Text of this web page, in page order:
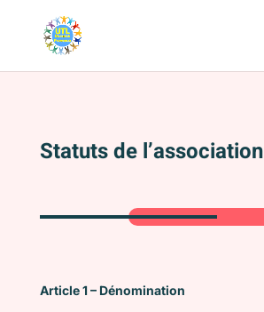
Statuts de l’association
Article 1 – Dénomination